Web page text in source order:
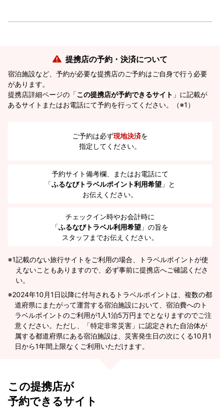
提携店の予約・決済について
宿泊施設など、予約が必要な提携店のご予約はご自身で行う必要
があります。
提携店詳細ページの「この提携店が予約できるサイト 」に記載が
あるサイトまたはお電話にて予約を行ってください。（※1）
ご予約は必ず現地決済を
指定してください。
予約サイト備考欄、またはお電話にて
「ふるなびトラベルポイント利用希望 」と
お伝えください。
チェックイン時やお会計時に
「ふるなびトラベル利用希望 」の旨を
スタッフまでお伝えください。
※1記載のない旅行サイトをご利用の場合、トラベルポイントが使
えないこともありますので、必ず事前に提携店へご確認くださ
い。
2024年10月1日以降に付与されるトラベルポイントは、複数の都
道府県にまたがって運営する宿泊施設において、宿泊費へのト
ラベルポイントのご利用が1人1泊5万円までとなりますのでご注
意ください。ただし、「特定非常災害」に認定された自治体が
属する都道府県にある宿泊施設は、災害発生日の次にくる10月1
日から1年間上限なくご利用いただけます。
この提携店が
予約できるサイト